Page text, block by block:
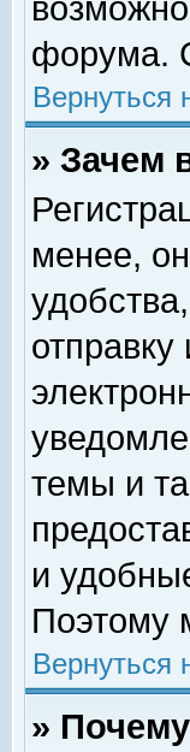
форума.
Вернуться
» Зачем
менее,
темы и
и
Поэтому
Вернуться
»